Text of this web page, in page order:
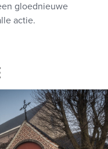
gloednieuwe
actie.